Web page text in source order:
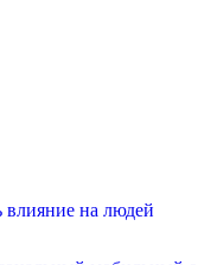
влияние на людей